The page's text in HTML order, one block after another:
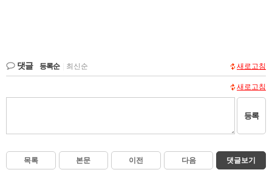
댓글 등록순 최신순 새로고침
새로고침
등록
목록 본문 이전 다음 댓글보기